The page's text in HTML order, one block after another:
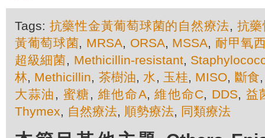
Tags: 抗藥性金黃葡萄球菌的自然療法, 抗
黃葡萄球菌, MRSA, ORSA, MSSA, 耐甲氧
超級細菌, Methicillin-resistant,
林, Methicillin, 茶樹油, 水, 玉桂, MISO, 斷食
大蒜油 , 蜜糖, 維他命A,維他命C, DDS, 益
Thymex, 自然療法, 順勢療法, 同類療法